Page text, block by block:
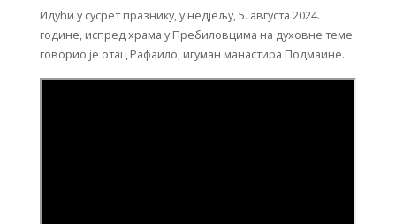
Идући у сусрет празнику, у недјељу, 5. августа 2024.
године, испред храма у Пребиловцима на духовне теме
говорио је отац Рафаило, игуман манастира Подмаине.